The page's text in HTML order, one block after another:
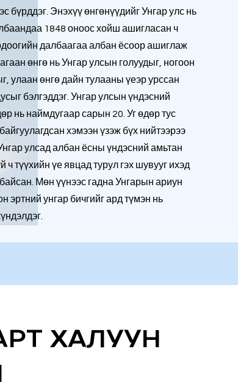
бүрддэг. Энэхүү өнгөнүүдийг Унгар улс нь
1848 оноос хойш ашигласан ч
далбаагаа албан ёсоор ашиглаж
өнгө нь Унгар улсын голуудыг, ногоон
улаан өнгө дайн тулааны үеэр урссан
бэлгэддэг. Унгар улсын үндэсний
нь наймдугаар сарын 20. Уг өдөр тус
хэмээн үзэж бүх нийтээрээ
улсад албан ёсны үндэсний амьтан
ч түүхийн үе явцад турул гэх шувууг ихэд
байсан. Мөн үүнээс гадна Унгарын ариун
эртний унгар бичгийг ард түмэн нь
ХАЛУУН